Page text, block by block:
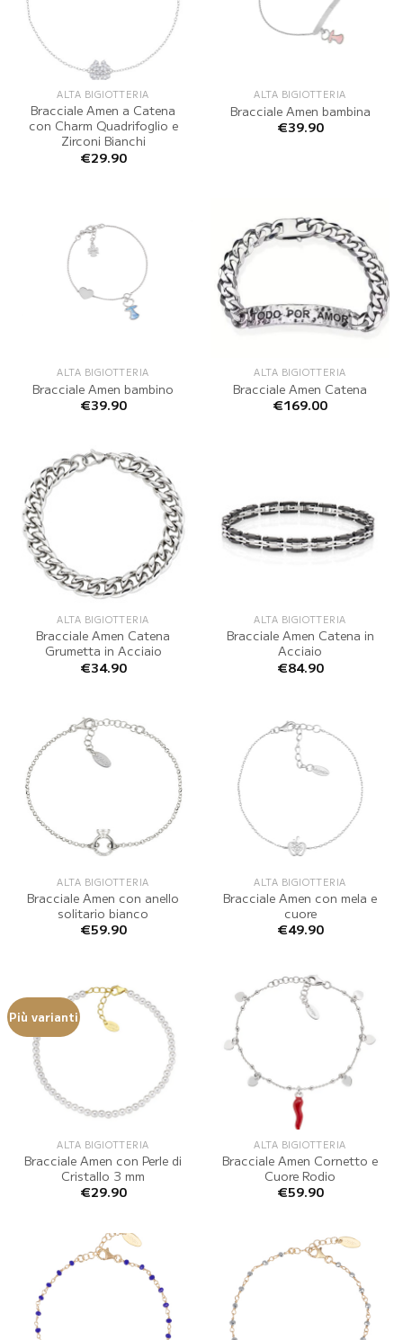
ALTA BIGIOTTERIA
Bracciale Amen a Catena
con Charm Quadrifoglio e
Zirconi Bianchi
€29.90
ALTA BIGIOTTERIA
Bracciale Amen bambina
€39.90
ALTA BIGIOTTERIA
Bracciale Amen bambino
€39.90
ALTA BIGIOTTERIA
Bracciale Amen Catena
€169.00
ALTA BIGIOTTERIA
Bracciale Amen Catena
Grumetta in Acciaio
€34.90
ALTA BIGIOTTERIA
Bracciale Amen Catena in
Acciaio
€84.90
ALTA BIGIOTTERIA
Bracciale Amen con anello
solitario bianco
€59.90
ALTA BIGIOTTERIA
Bracciale Amen con mela e
cuore
€49.90
Più varianti
ALTA BIGIOTTERIA
Bracciale Amen con Perle di
Cristallo 3 mm
€29.90
ALTA BIGIOTTERIA
Bracciale Amen Cornetto e
Cuore Rodio
€59.90